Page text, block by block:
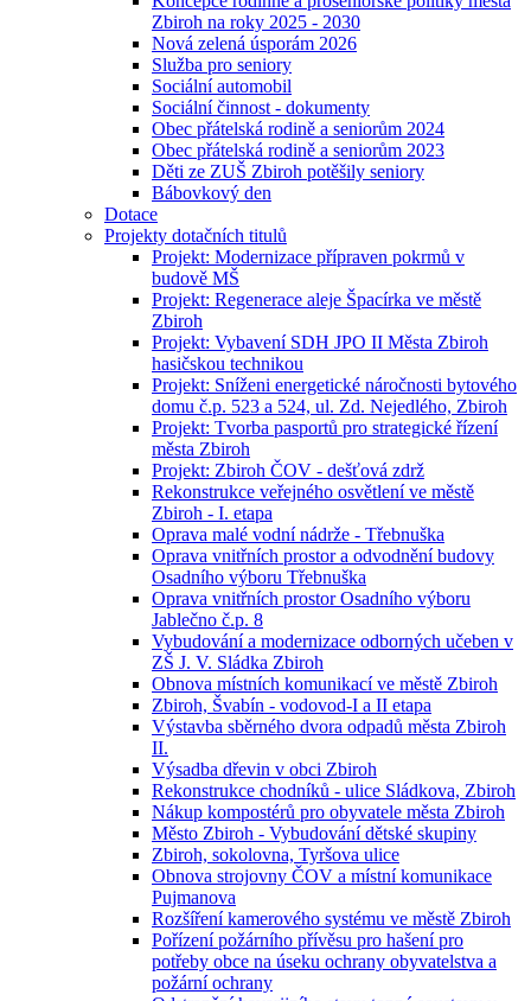
Zbiroh na roky 2025 - 2030
Nová zelená úsporám 2026
Služba pro seniory
Sociální automobil
Sociální činnost - dokumenty
Obec přátelská rodině a seniorům 2024
Obec přátelská rodině a seniorům 2023
Děti ze ZUŠ Zbiroh potěšily seniory
Bábovkový den
Dotace
Projekty dotačních titulů
Projekt: Modernizace přípraven pokrmů v
budově MŠ
Projekt: Regenerace aleje Špacírka ve městě
Zbiroh
Projekt: Vybavení SDH JPO II Města Zbiroh
hasičskou technikou
Projekt: Sníženi energetické náročnosti bytového
domu č.p. 523 a 524, ul. Zd. Nejedlého, Zbiroh
Projekt: Tvorba pasportů pro strategické řízení
města Zbiroh
Projekt: Zbiroh ČOV - dešťová zdrž
Rekonstrukce veřejného osvětlení ve městě
Zbiroh - I. etapa
Oprava malé vodní nádrže - Třebnuška
Oprava vnitřních prostor a odvodnění budovy
Osadního výboru Třebnuška
Oprava vnitřních prostor Osadního výboru
Jablečno č.p. 8
Vybudování a modernizace odborných učeben v
ZŠ J. V. Sládka Zbiroh
Obnova místních komunikací ve městě Zbiroh
Zbiroh, Švabín - vodovod-I a II etapa
Výstavba sběrného dvora odpadů města Zbiroh
II.
Výsadba dřevin v obci Zbiroh
Rekonstrukce chodníků - ulice Sládkova, Zbiroh
Nákup kompostérů pro obyvatele města Zbiroh
Město Zbiroh - Vybudování dětské skupiny
Zbiroh, sokolovna, Tyršova ulice
Obnova strojovny ČOV a místní komunikace
Pujmanova
Rozšíření kamerového systému ve městě Zbiroh
Pořízení požárního přívěsu pro hašení pro
potřeby obce na úseku ochrany obyvatelstva a
požární ochrany